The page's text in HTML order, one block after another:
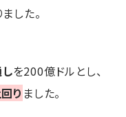
した。
を200億ドルとし、
回り ました。